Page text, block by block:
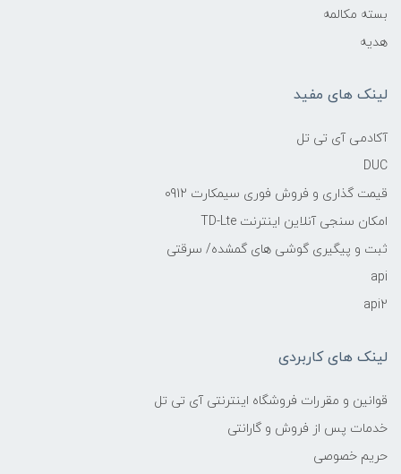
بسته مکالمه
هدیه
لینک های مفید
آکادمی آی تی تل
DUC
قیمت گذاری و فروش فوری سیمکارت 0912
امکان سنجی آنلاین اینترنت TD-Lte
ثبت و پیگیری گوشی های گمشده/ سرقتی
api
api2
لینک های کاربردی
قوانین و مقررات فروشگاه اینترنتی آی تی تل
خدمات پس از فروش و گارانتی
حریم خصوصی